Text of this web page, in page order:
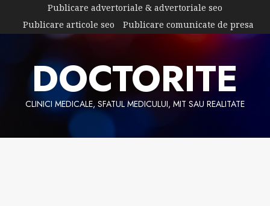
content
Publicare advertoriale & advertoriale seo
Publicare articole seo
Publicare comunicate de presa
DOCTORITE
CLINICI MEDICALE, SFATUL MEDICULUI, MIT SAU REALITATE